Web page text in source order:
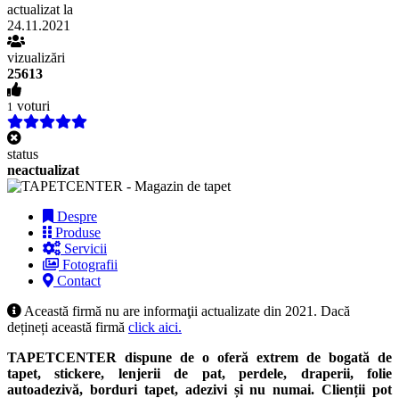
actualizat la
24.11.2021
vizualizări
25613
1 voturi
status
neactualizat
Despre
Produse
Servicii
Fotografii
Contact
Această firmă nu are informaţii actualizate din 2021. Dacă
dețineți această firmă click aici.
TAPETCENTER dispune de o oferă extrem de bogată de
tapet, stickere, lenjerii de pat, perdele, draperii, folie
autoadezivă, borduri tapet, adezivi și nu numai.Clienții pot